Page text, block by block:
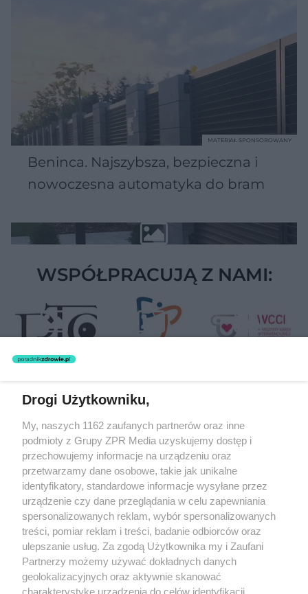
Beninca. Najszybsza, bezpieczna i
nowoczesna automatyka do bram
MATERIAŁ SPONSOROWANY
WSPÓŁPRACUJĄ Z NAMI:
Żaden utwór zamieszczony w serwisie nie może być powielany i
rozpowszechniany lub dalej rozpowszechniany w jakikolwiek sposób
(w tym także elektroniczny lub mechaniczny) na jakimkolwiek polu
eksploatacji w jakiejkolwiek formie, włącznie z umieszczaniem w
Internecie bez pisemnej zgody właściciela praw. Jakiekolwiek użycie
lub wykorzystanie utworów w całości lub w części z naruszeniem
prawa, tzn. bez właściwej zgody, jest zabronione pod groźbą kary i
może być ścigane prawnie.
Drogi Użytkowniku,
My, naszych 1162 zaufanych partnerów oraz inne
podmioty z Grupy ZPR Media uzyskujemy dostęp i
przechowujemy informacje na urządzeniu oraz
przetwarzamy dane osobowe, takie jak unikalne
identyfikatory, standardowe informacje wysyłane przez
urządzenie czy dane przeglądania w celu zapewniania
spersonalizowanych reklam, wybór spersonalizowanych
treści, pomiar reklam i treści, badanie odbiorców oraz
ulepszanie usług. Za zgodą Użytkownika my i Zaufani
Partnerzy możemy używać dokładnych danych
geolokalizacyjnych oraz aktywnie skanować
charakterystykę urządzenia do celów identyfikacji.